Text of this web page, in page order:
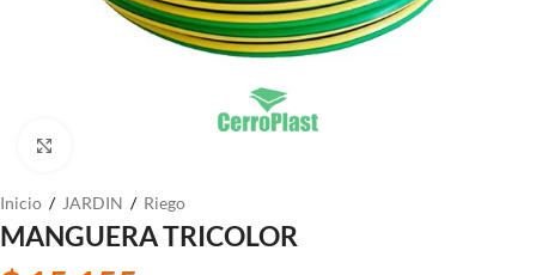
Inicio / JARDIN / Riego
MANGUERA TRICOLOR